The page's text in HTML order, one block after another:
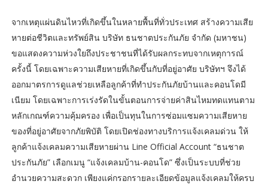
จากเหตุแผ่นดินไหวที่เกิดขึ้นในหลายพื้นที่ทั่วประเทศ สร้างความเสีย
หายต่อชีวิตและทรัพย์สิน บริษัท ธนชาตประกันภัย จำกัด (มหาชน)
ขอแสดงความห่วงใยถึงประชาชนที่ได้รับผลกระทบจากเหตุการณ์
ครั้งนี้ โดยเฉพาะความเสียหายที่เกิดขึ้นกับที่อยู่อาศัย บริษัทฯ จึงได้
ออกมาตรการดูแลช่วยเหลือลูกค้าที่ทำประกันภัยบ้านและคอนโดมี
เนียม โดยเฉพาะการเร่งรัดในขั้นตอนการจ่ายค่าสินไหมทดแทนตาม
หลักเกณฑ์ความคุ้มครอง เพื่อเป็นทุนในการซ่อมแซมความเสียหาย
ของที่อยู่อาศัยจากภัยพิบัติ โดยเปิดช่องทางบริการแจ้งเคลมด่วน ให้
ลูกค้าแจ้งเคลมความเสียหายผ่าน Line Official Account “ธนชาต
ประกันภัย” เลือกเมนู “แจ้งเคลมบ้าน-คอนโด” ซึ่งเป็นระบบที่ช่วย
อำนวยความสะดวก เพียงแค่กรอกรายละเอียดข้อมูลแจ้งเคลมให้ครบ